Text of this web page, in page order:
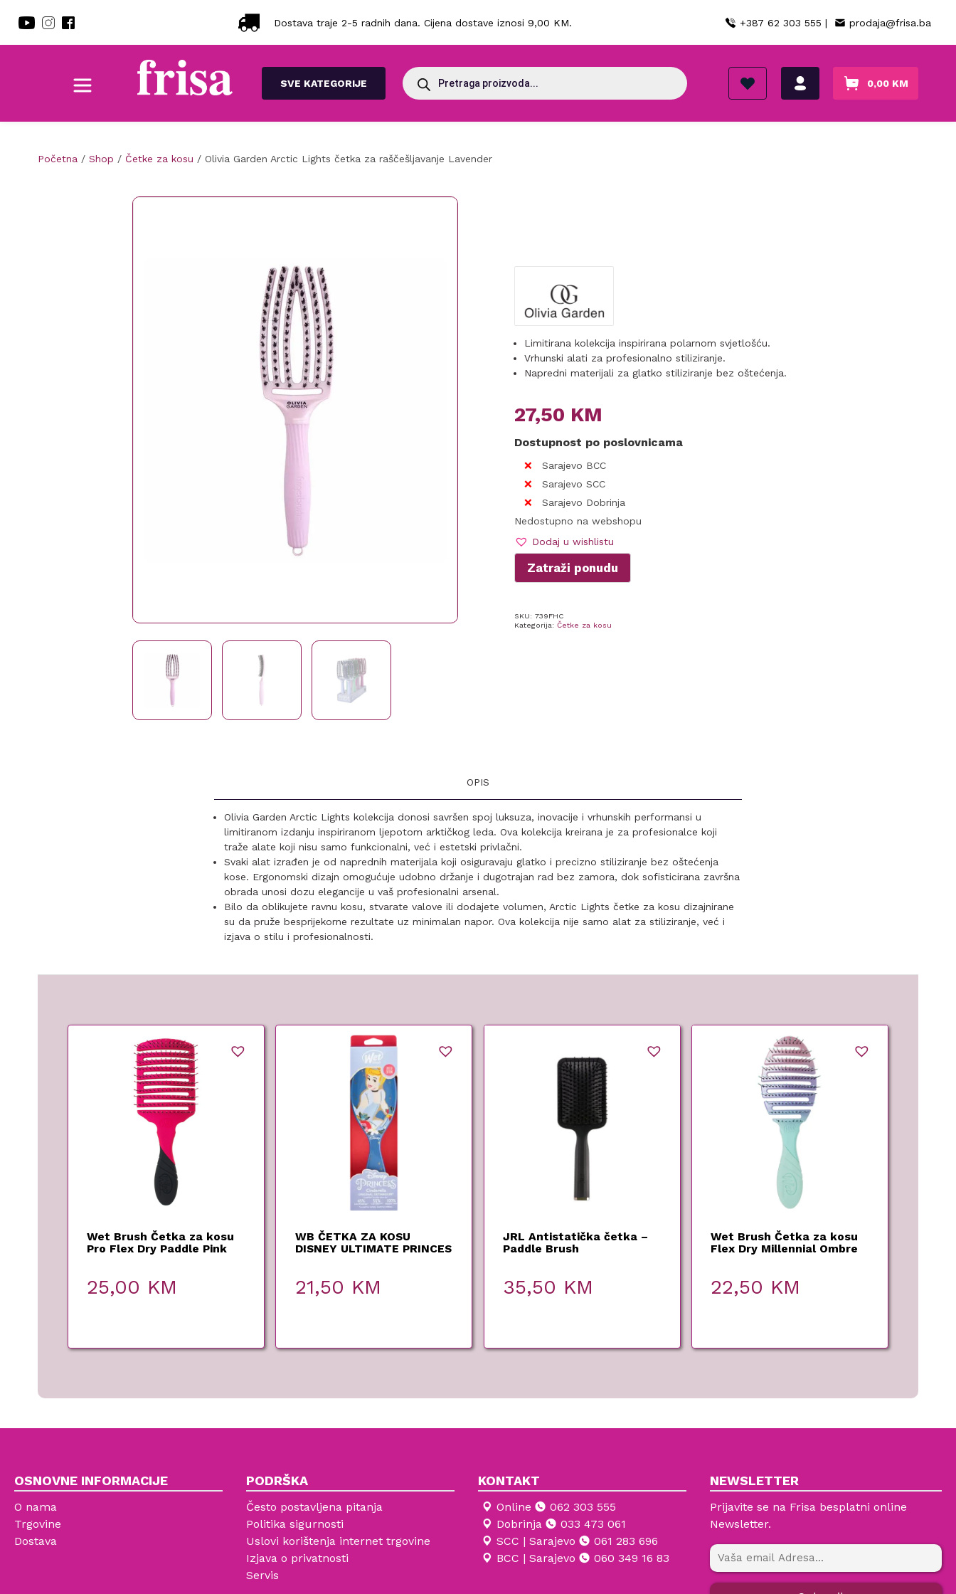
Dostava traje 2-5 radnih dana. Cijena dostave iznosi 9,00 KM. +387 62 303 555 | prodaja@frisa.ba
SVE KATEGORIJE
Products
search
0,00 KM
Početna / Shop / Četke za kosu / Olivia Garden Arctic Lights četka za raščešljavanje Lavender
Limitirana kolekcija inspirirana polarnom svjetlošću.
Vrhunski alati za profesionalno stiliziranje.
Napredni materijali za glatko stiliziranje bez oštećenja.
27,50 KM
Dostupnost po poslovnicama
Sarajevo BCC
Sarajevo SCC
Sarajevo Dobrinja
Nedostupno na webshopu
Dodaj u wishlistu
Zatraži ponudu
SKU:739FHC
Kategorija:Četke za kosu
OPIS
Olivia Garden Arctic Lights kolekcija donosi savršen spoj luksuza, inovacije i vrhunskih performansi u
limitiranom izdanju inspiriranom ljepotom arktičkog leda. Ova kolekcija kreirana je za profesionalce koji
traže alate koji nisu samo funkcionalni, već i estetski privlačni.
Svaki alat izrađen je od naprednih materijala koji osiguravaju glatko i precizno stiliziranje bez oštećenja
kose. Ergonomski dizajn omogućuje udobno držanje i dugotrajan rad bez zamora, dok sofisticirana završna
obrada unosi dozu elegancije u vaš profesionalni arsenal.
Bilo da oblikujete ravnu kosu, stvarate valove ili dodajete volumen, Arctic Lights četke za kosu dizajnirane
su da pruže besprijekorne rezultate uz minimalan napor. Ova kolekcija nije samo alat za stiliziranje, već i
izjava o stilu i profesionalnosti.
Wet Brush Četka za kosu
Pro Flex Dry Paddle Pink
25,00 KM
WB ČETKA ZA KOSU
DISNEY ULTIMATE PRINCES
21,50 KM
JRL Antistatička četka –
Paddle Brush
35,50 KM
Wet Brush Četka za kosu
Flex Dry Millennial Ombre
22,50 KM
OSNOVNE INFORMACIJE
O nama
Trgovine
Dostava
PODRŠKA
Često postavljena pitanja
Politika sigurnosti
Uslovi korištenja internet trgovine
Izjava o privatnosti
Servis
KONTAKT
Online
062 303 555
Dobrinja
033 473 061
SCC | Sarajevo
061 283 696
BCC | Sarajevo
060 349 16 83
NEWSLETTER
Prijavite se na Frisa besplatni online
Newsletter.